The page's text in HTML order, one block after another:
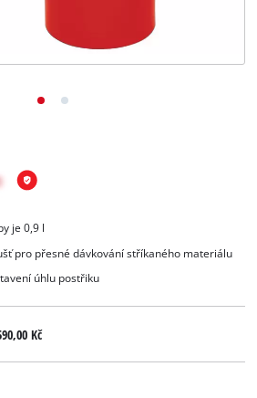
je 0,9 l
pro přesné dávkování stříkaného materiálu
úhlu postřiku
Kč